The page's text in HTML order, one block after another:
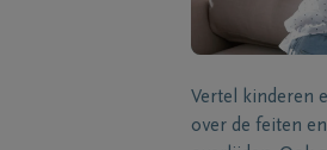
Vertel kinderen
over de feiten